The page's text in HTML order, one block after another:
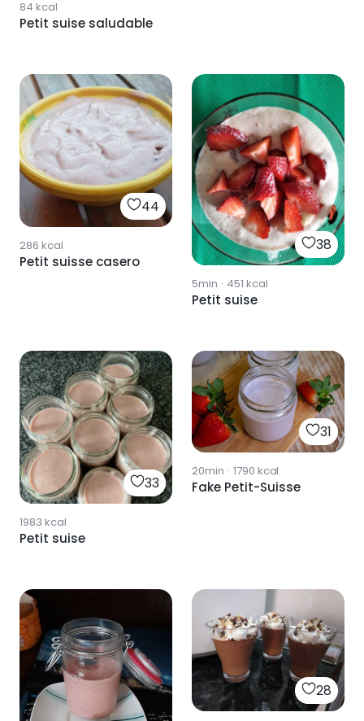
84 kcal
Petit suise saludable
44
286 kcal
Petit suisse casero
38
5min · 451 kcal
Petit suise
33
1983 kcal
Petit suise
31
20min · 1790 kcal
Fake Petit-Suisse
28